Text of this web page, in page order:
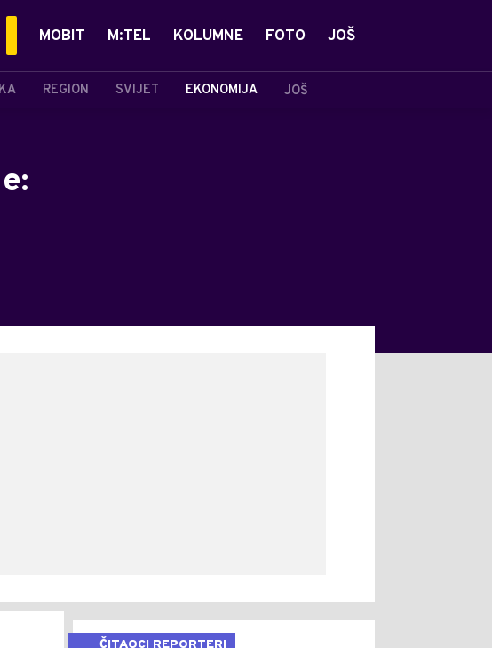
REGION SVIJET EKONOMIJA JOŠ
MOBIT M:TEL KOLUMNE FOTO JOŠ
ČITAOCI REPORTERI